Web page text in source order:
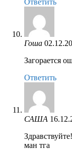
Гоша
Загорается
Ответить
САША
ман тга